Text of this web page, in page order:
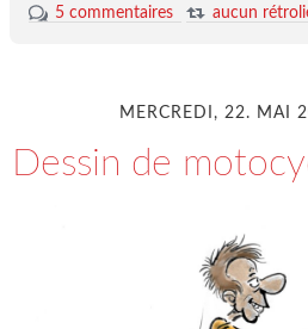
5 commentaires
aucun
MERCREDI, 22. MAI
Dessin de